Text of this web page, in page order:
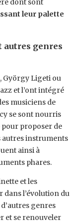
dont sont
leur palette
autres genres
György Ligeti ou
et l’ont intégré
musiciens de
se sont nourris
pour proposer de
autres instruments
ainsi à
phares.
et les
l’évolution du
genres
et se renouveler